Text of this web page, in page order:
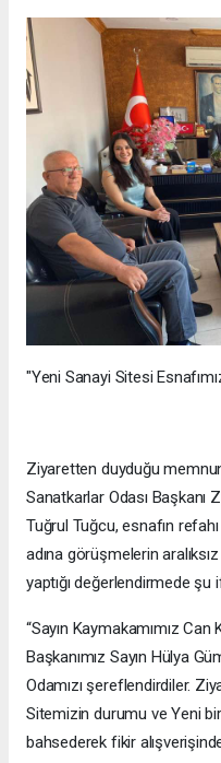
"Yeni Sanayi Sitesi
Ziyaretten duyduğu
Sanatkarlar Odası
Tuğrul Tuğcu, esnafın
adına görüşmelerin
yaptığı değerlendirmede şu
“Sayın Kaymakamımız
Başkanımız Sayın Hülya
Odamızı şereflendirdiler.
Sitemizin durumu ve Yeni
bahsederek fikir